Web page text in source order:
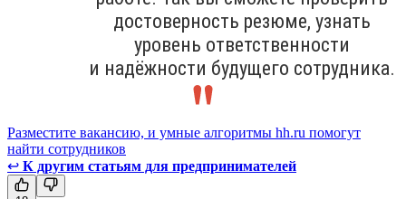
достоверность резюме, узнать
уровень ответственности
и надёжности будущего сотрудника.
Разместите вакансию, и умные алгоритмы hh.ru помогут
найти сотрудников
↩ К другим статьям для предпринимателей